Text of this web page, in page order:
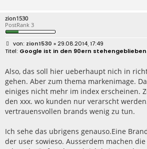
zion1530
PostRank 3
B
e
r
a
g
zion1530 » 29.08.2014, 17:49
Google ist in den 90ern
Also, das soll hier ueberhaupt nich in
gehen. Aber zum thema markenimage.
einiges nicht mehr im index erscheinen.
den xxx. wo kunden nur verarscht
vertrauensvollen brands wenig zu tun.
Ich sehe das ubrigens genauso.Eine
der user sowieso. Ausserdem machen